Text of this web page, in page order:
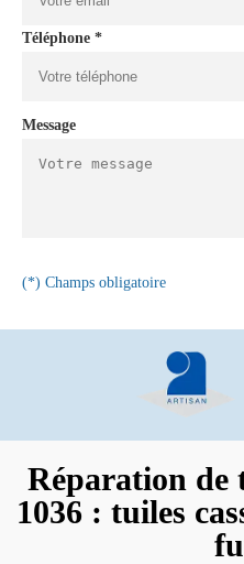
Téléphone *
Message
(*) Champs obligatoire
Réparation de
1036 : tuiles